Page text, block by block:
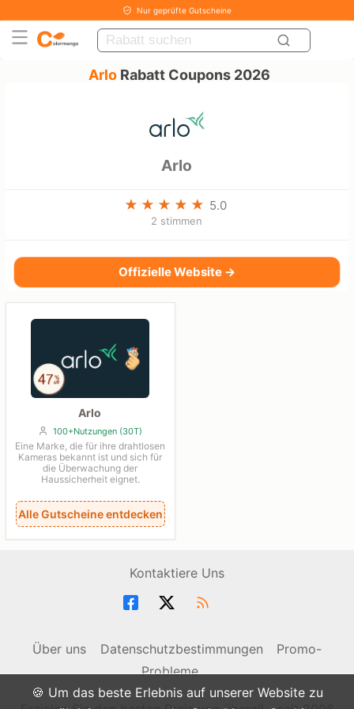
🍪 Um das beste Erlebnis auf unserer Website zu
Nur geprüfte Gutscheine
Arlo Rabatt Coupons 2026
Arlo
5.0
2 stimmen
Offizielle Website →
Arlo
100+Nutzungen (30T)
Eine Marke, die für ihre drahtlosen
Kameras bekannt ist und sich für
die Überwachung der
Haussicherheit eignet.
Alle Gutscheine entdecken
Kontaktiere Uns
Über uns Datenschutzbestimmungen
Promo-
Probleme